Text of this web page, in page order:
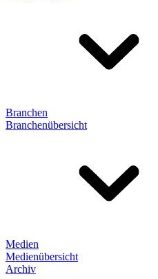
Branchen
Branchenübersicht
Medien
Medienübersicht
Archiv